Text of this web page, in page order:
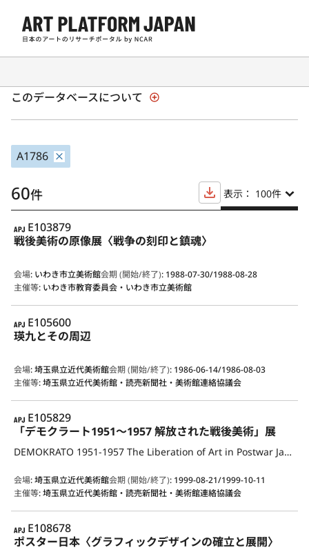
日本の現代アート展覧会 1945年以降
このデータベースについて
A1786
60件 表示： 100件
APJ
E103879
戦後美術の原像展〈戦争の刻印と鎮魂〉
会場: いわき市立美術館会期 (開始/終了): 1988-07-30/1988-08-28
主催等: いわき市教育委員会・いわき市立美術館
APJ
E105600
瑛九とその周辺
会場:埼玉県立近代美術館会期 (開始/終了): 1986-06-14/1986-08-03
主催等:埼玉県立近代美術館・読売新聞社・美術館連絡協議会
APJ
E105829
「デモクラート1951～1957 解放された戦後美術」展
DEMOKRATO 1951-1957 The Liberation of Art in Postwar Japan
会場:埼玉県立近代美術館会期 (開始/終了): 1999-08-21/1999-10-11
主催等:埼玉県立近代美術館・読売新聞社・美術館連絡協議会
APJ
E108678
ポスター日本〈グラフィックデザインの確立と展開〉